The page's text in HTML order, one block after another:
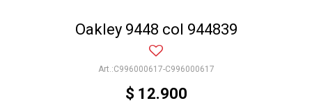
Oakley 9448 col 944839
C996000617-C996000617
$ 12.900